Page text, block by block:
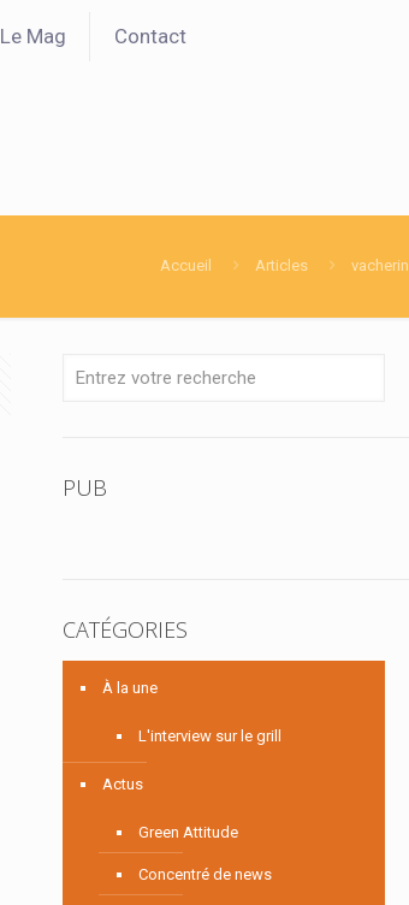
Le Mag Contact
Accueil Articles vacherin
PUB
CATÉGORIES
À la une
L'interview sur le grill
Actus
Green Attitude
Concentré de news